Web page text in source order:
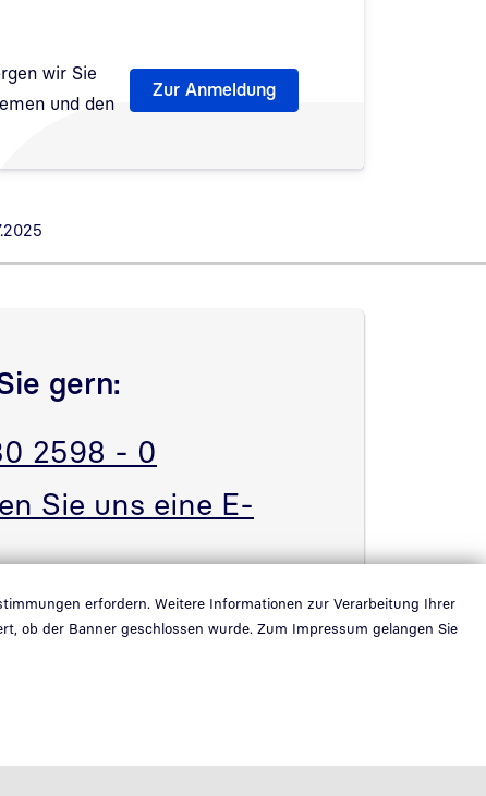
erfordern. Weitere Informationen zur Verarbeitung Ihrer
ob der Banner geschlossen wurde. Zum Impressum gelangen Sie
wir Sie
und den
Zur Anmeldung
gern:
2598 - 0
Sie uns eine E-